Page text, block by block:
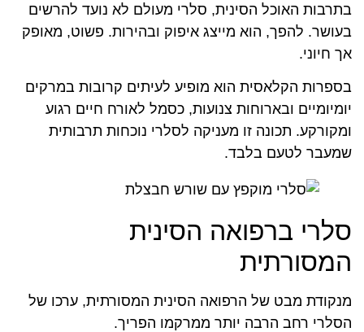
בתרבות האוכל הסינית, סלרי מעולם לא נועד להרשים
בעושר. להפך, הוא מייצג איפוק ובהירות. פשוט, מאופק
אך חיוני.
בספרות הקלאסית הוא מופיע לעיתים קרובות במרקים
יומיומיים ובארוחות צנועות, כסמל לאורח חיים רגוע
ומקורקע. תכונה זו מעניקה לסלרי נוכחות תרבותית
שמעבר לטעם בלבד.
סלרי ברפואה הסינית
המסורתית
מנקודת מבט של הרפואה הסינית המסורתית, ערכו של
הסלרי רחב הרבה יותר ממרקמו הפריך.